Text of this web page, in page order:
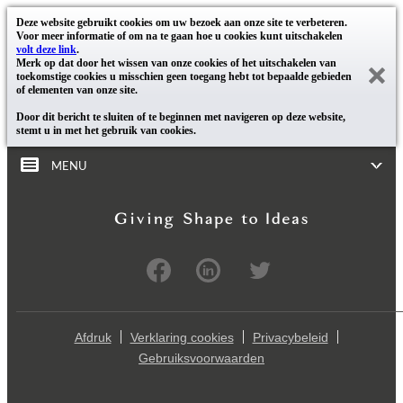
Deze website gebruikt cookies om uw bezoek aan onze site te verbeteren.
Voor meer informatie of om na te gaan hoe u cookies kunt uitschakelen
volt deze link.
Merk op dat door het wissen van onze cookies of het uitschakelen van
toekomstige cookies u misschien geen toegang hebt tot bepaalde gebieden
of elementen van onze site.
Door dit bericht te sluiten of te beginnen met navigeren op deze website,
stemt u in met het gebruik van cookies.
MENU
Afdruk Verklaring cookies
Privacybeleid
Gebruiksvoorwaarden